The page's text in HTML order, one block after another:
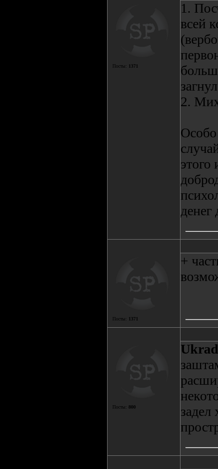
Посты: 1371
1.
всей
2.
Особо
денег
Посты: 1371
+
Посты: 800
задел